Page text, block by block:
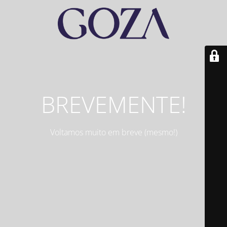
BREVEMENTE!
Voltamos muito em breve (mesmo!)